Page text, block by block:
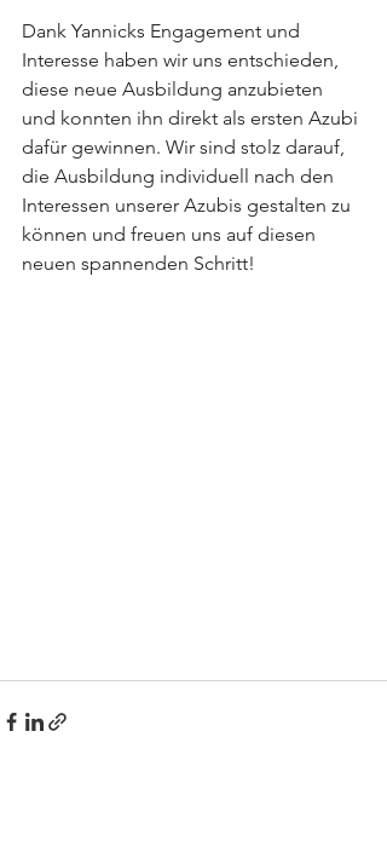
Dank Yannicks Engagement und
Interesse haben wir uns entschieden,
diese neue Ausbildung anzubieten
und konnten ihn direkt als ersten Azubi
dafür gewinnen. Wir sind stolz darauf,
die Ausbildung individuell nach den
Interessen unserer Azubis gestalten zu
können und freuen uns auf diesen
neuen spannenden Schritt!